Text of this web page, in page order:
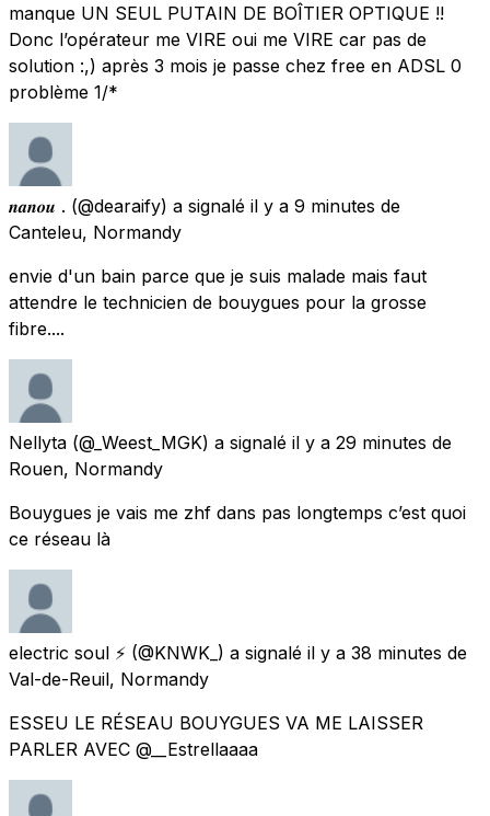
manque UN SEUL PUTAIN DE BOÎTIER OPTIQUE !!
Donc l’opérateur me VIRE oui me VIRE car pas de
solution :,) après 3 mois je passe chez free en ADSL 0
problème 1/*
𝒏𝒂𝒏𝒐𝒖 . (@dearaify) a signalé il y a 9 minutes de
Canteleu, Normandy
envie d'un bain parce que je suis malade mais faut
attendre le technicien de bouygues pour la grosse
fibre....
Nellyta (@_Weest_MGK) a signalé il y a 29 minutes de
Rouen, Normandy
Bouygues je vais me zhf dans pas longtemps c’est quoi
ce réseau là
electric soul ⚡️ (@KNWK_) a signalé il y a 38 minutes de
Val-de-Reuil, Normandy
ESSEU LE RÉSEAU BOUYGUES VA ME LAISSER
PARLER AVEC @__Estrellaaaa